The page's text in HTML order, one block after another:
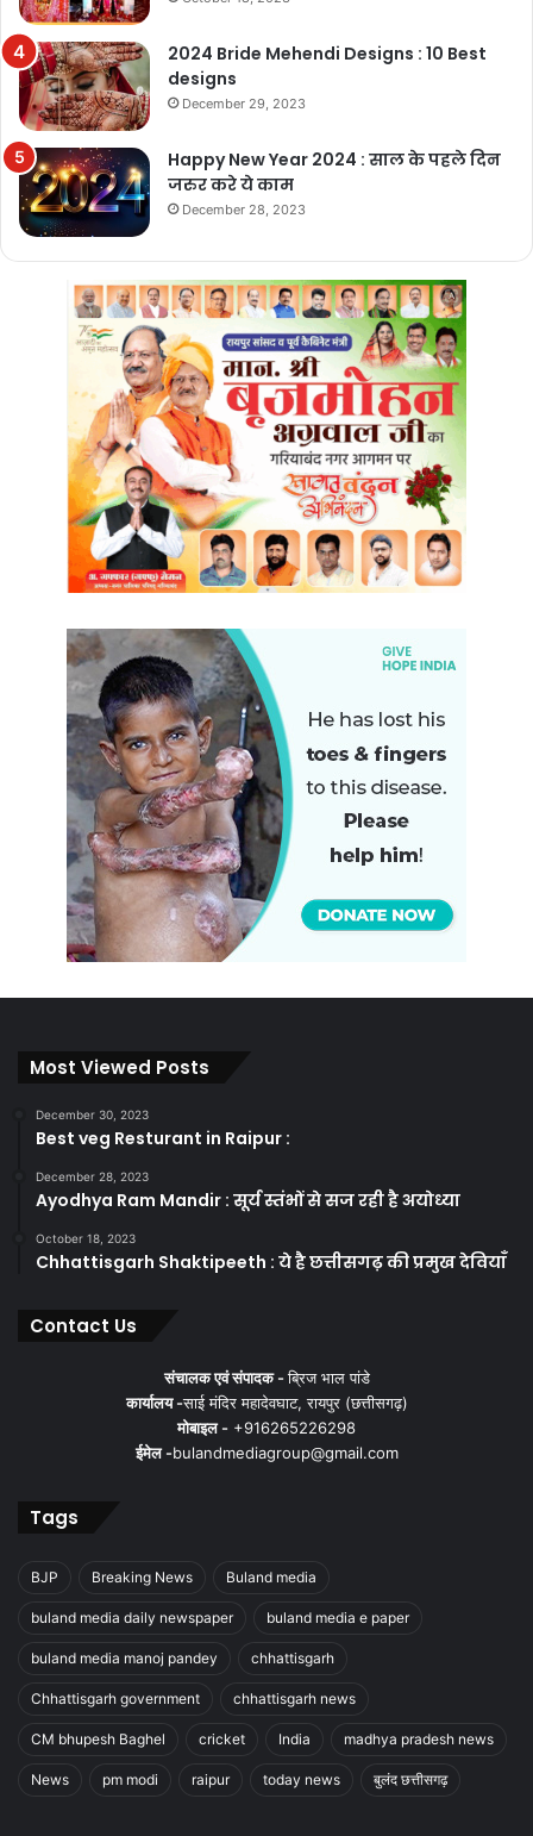
2024 Bride Mehendi Designs : 10 Best
designs
December 29, 2023
Happy New Year 2024 : साल के पहले दिन
जरुर करे ये काम
December 28, 2023
Most Viewed Posts
December 30, 2023
Best veg Resturant in Raipur :
December 28, 2023
Ayodhya Ram Mandir : सूर्य स्तंभों से सज रही है अयोध्या
October 18, 2023
Chhattisgarh Shaktipeeth : ये है छत्तीसगढ़ की प्रमुख देवियाँ
Contact Us
संचालक एवं संपादक -ब्रिज भाल पांडे
कार्यालय -साई मंदिर महादेवघाट, रायपुर (छत्तीसगढ़)
मोबाइल - +916265226298
ईमेल -bulandmediagroup@gmail.com
Tags
BJP Breaking News Buland media
buland media daily newspaper buland media e paper
buland media manoj pandey chhattisgarh
Chhattisgarh government chhattisgarh news
CM bhupesh Baghel cricket India madhya pradesh news
News pm modi raipur today news बुलंद छत्तीसगढ़